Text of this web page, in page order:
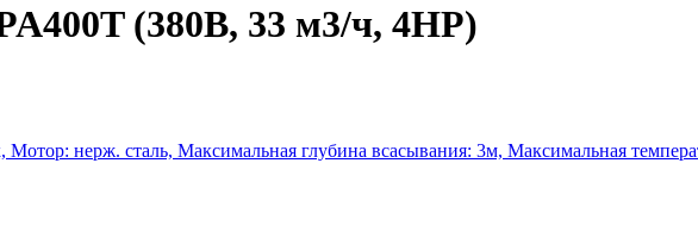
(380В, 33 м3/ч, 4HP)
Мотор: нерж. сталь, Максимальная глубина всасывания: 3м, Максимальная